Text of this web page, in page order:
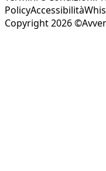
PolicyAccessibilità
Copyright 2026